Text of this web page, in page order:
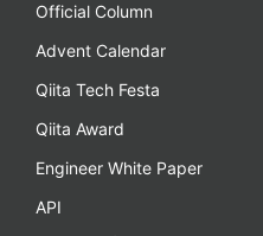
Official Column
Advent Calendar
Qiita Tech Festa
Qiita Award
Engineer White Paper
API